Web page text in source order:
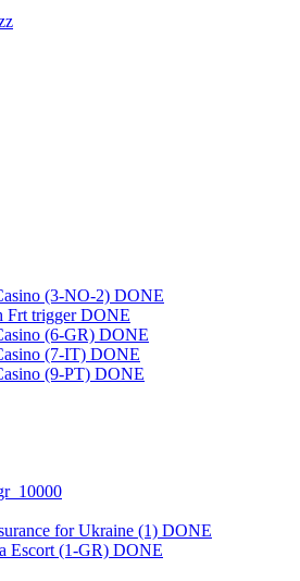
(3-NO-2) DONE
Frt trigger DONE
(6-GR) DONE
(7-IT) DONE
(9-PT) DONE
for Ukraine (1) DONE
Escort (1-GR) DONE